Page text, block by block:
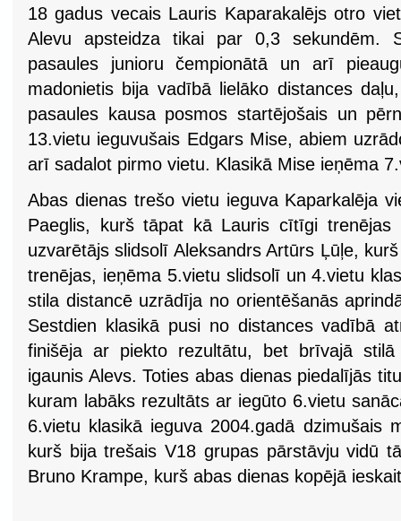
18 gadus vecais Lauris Kaparakalējs otro
Alevu apsteidza tikai par 0,3 sekundēm.
pasaules junioru čempionātā un arī
madonietis bija vadībā lielāko distances
pasaules kausa posmos startējošais un
13.vietu ieguvušais Edgars Mise, abiem
arī sadalot pirmo vietu. Klasikā Mise ieņēma
Abas dienas trešo vietu ieguva Kaparkalēja
Paeglis, kurš tāpat kā Lauris cītīgi trenējas
uzvarētājs slidsolī Aleksandrs Artūrs Ļūļe,
trenējas, ieņēma 5.vietu slidsolī un 4.vietu
stila distancē uzrādīja no orientēšanās
Sestdien klasikā pusi no distances vadībā
finišēja ar piekto rezultātu, bet brīvajā
igaunis Alevs. Toties abas dienas piedalījās
kuram labāks rezultāts ar iegūto 6.vietu
6.vietu klasikā ieguva 2004.gadā dzimušais
kurš bija trešais V18 grupas pārstāvju vidū
Bruno Krampe, kurš abas dienas kopējā